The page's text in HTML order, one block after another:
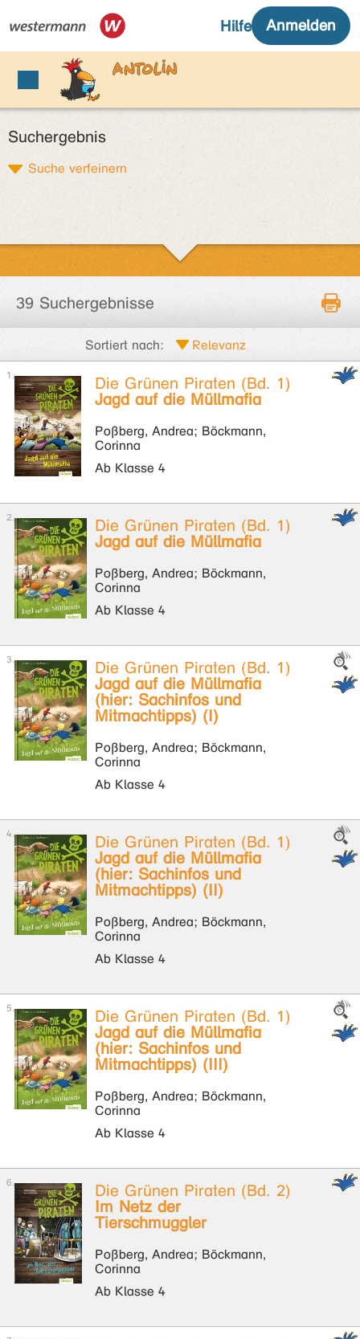
Suchergebnis
Suche verfeinern
39 Suchergebnisse
Sortiert nach:
Die Grünen Piraten (Bd. 1)
Jagd auf die Müllmafia
Poßberg, Andrea; Böckmann,
Corinna
Ab Klasse 4
Die Grünen Piraten (Bd. 1)
Jagd auf die Müllmafia
Poßberg, Andrea; Böckmann,
Corinna
Ab Klasse 4
Die Grünen Piraten (Bd. 1)
Jagd auf die Müllmafia
(hier: Sachinfos und
Mitmachtipps) (I)
Poßberg, Andrea; Böckmann,
Corinna
Ab Klasse 4
Die Grünen Piraten (Bd. 1)
Jagd auf die Müllmafia
(hier: Sachinfos und
Mitmachtipps) (II)
Poßberg, Andrea; Böckmann,
Corinna
Ab Klasse 4
Die Grünen Piraten (Bd. 1)
Jagd auf die Müllmafia
(hier: Sachinfos und
Mitmachtipps) (III)
Poßberg, Andrea; Böckmann,
Corinna
Ab Klasse 4
Die Grünen Piraten (Bd. 2)
Im Netz der
Tierschmuggler
Poßberg, Andrea; Böckmann,
Corinna
Ab Klasse 4